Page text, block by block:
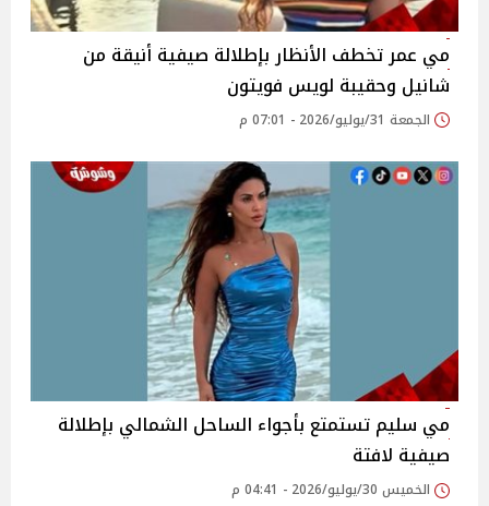
مي عمر تخطف الأنظار بإطلالة صيفية أنيقة من
شانيل وحقيبة لويس فويتون
الجمعة 31/يوليو/2026 - 07:01 م
مي سليم تستمتع بأجواء الساحل الشمالي بإطلالة
صيفية لافتة
الخميس 30/يوليو/2026 - 04:41 م